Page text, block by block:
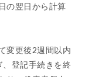
の翌日から計算
変更後2週間以内
登記手続きを終